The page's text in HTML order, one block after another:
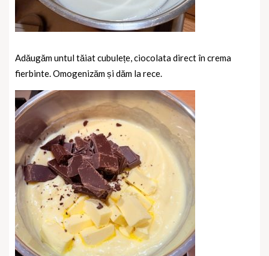
Adăugăm untul tăiat cubulețe, ciocolata direct în crema
fierbinte. Omogenizăm și dăm la rece.